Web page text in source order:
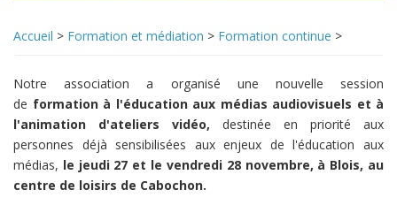
Accueil > Formation et médiation > Formation continue >
Notre association a organisé une nouvelle session
de formation à l'éducation aux médias audiovisuels et à
l'animation d'ateliers vidéo, destinée en priorité aux
personnes déjà sensibilisées aux enjeux de l'éducation aux
médias, le jeudi 27 et le vendredi 28 novembre, à Blois, au
centre de loisirs de Cabochon.